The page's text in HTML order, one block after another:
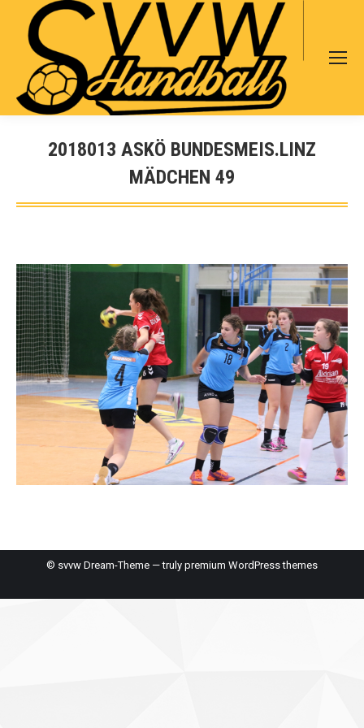
Search:
2018013 ASKÖ BUNDESMEIS.LINZ
MÄDCHEN 49
Sie befinden sich hier:
© svvw Dream-Theme — truly premium WordPress themes